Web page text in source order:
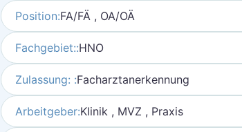
Position:FA/FÄ , OA/OÄ
Fachgebiet::HNO
Zulassung: :Facharztanerkennung
Arbeitgeber:Klinik , MVZ , Praxis